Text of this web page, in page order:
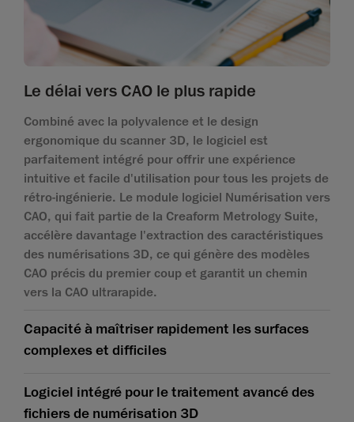
Le délai vers CAO le plus rapide
Combiné avec la polyvalence et le design
ergonomique du scanner 3D, le logiciel est
parfaitement intégré pour offrir une expérience
intuitive et facile d'utilisation pour tous les projets de
rétro-ingénierie. Le module logiciel Numérisation vers
CAO, qui fait partie de la Creaform Metrology Suite,
accélère davantage l'extraction des caractéristiques
des numérisations 3D, ce qui génère des modèles
CAO précis du premier coup et garantit un chemin
vers la CAO ultrarapide.
Capacité à maîtriser rapidement les surfaces
complexes et difficiles
Logiciel intégré pour le traitement avancé des
fichiers de numérisation 3D